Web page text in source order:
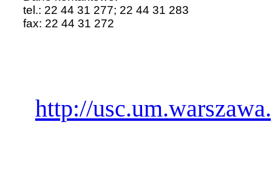
tel.: 22 44 31 277; 22 44 31 283
fax: 22 44 31 272
http://